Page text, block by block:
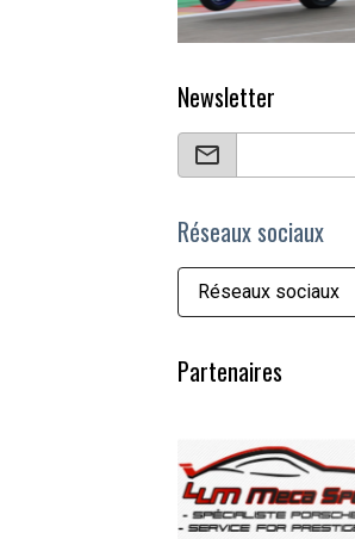
Newsletter
Réseaux sociaux
Réseaux sociaux
Partenaires